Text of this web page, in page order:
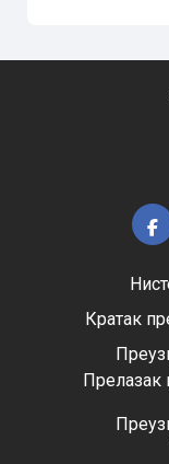
Кратак
Прелазак